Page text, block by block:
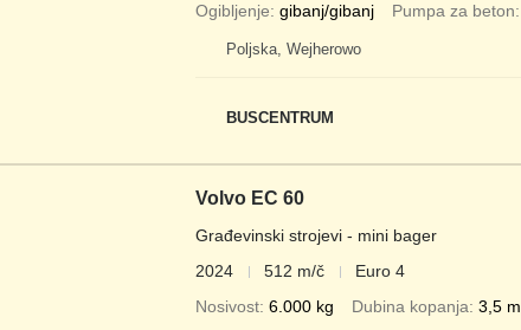
Ogibljenje gibanj/gibanj Pumpa za beton
Poljska, Wejherowo
BUSCENTRUM
Volvo EC 60
Građevinski strojevi - mini bager
2024
512 m/č
Euro 4
Nosivost 6.000 kg Dubina kopanja 3,5 m